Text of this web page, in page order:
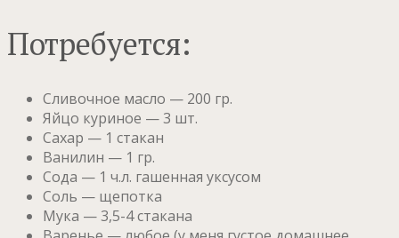
Потребуется:
Сливочное масло — 200 гр.
Яйцо куриное — 3 шт.
Сахар — 1 стакан
Ванилин — 1 гр.
Сода — 1 ч.л. гашенная уксусом
Соль — щепотка
Мука — 3,5-4 стакана